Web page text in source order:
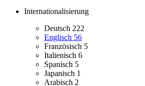
Internationalisierung
Deutsch 222
Englisch 56
Französisch 5
Italienisch 6
Spanisch 5
Japanisch 1
Arabisch 2